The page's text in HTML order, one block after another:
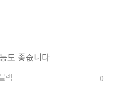
도 좋슶니다
랙 0